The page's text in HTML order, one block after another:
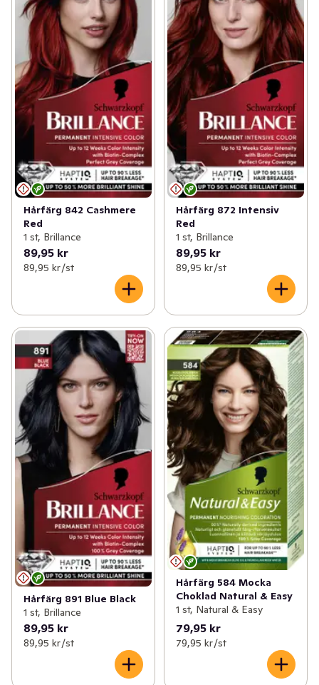
Hårfärg 842 Cashmere
Red
1 st, Brillance
89,95 kr
89,95 kr /st
Hårfärg 872 Intensiv
Red
1 st, Brillance
89,95 kr
89,95 kr /st
Hårfärg 891 Blue Black
1 st, Brillance
89,95 kr
89,95 kr /st
Hårfärg 584 Mocka
Choklad Natural & Easy
1 st, Natural & Easy
79,95 kr
79,95 kr /st